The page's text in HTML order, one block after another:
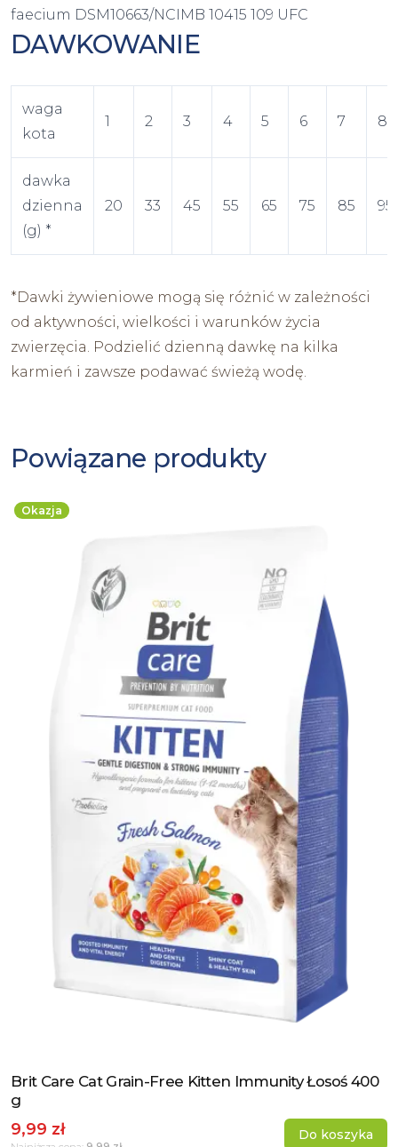
faecium DSM10663/NCIMB 10415 109 UFC
DAWKOWANIE
waga
kota
1 2 3 4 5 6 7 8
dawka
dzienna
(g) *
20 33 45 55 65 75 85 95
*Dawki żywieniowe mogą się różnić w zależności
od aktywności, wielkości i warunków życia
zwierzęcia. Podzielić dzienną dawkę na kilka
karmień i zawsze podawać świeżą wodę.
Powiązane produkty
Okazja
Zobacz produkt
Brit Care Cat Grain-Free Kitten Immunity Łosoś 400
g
9,99 zł Do koszyka